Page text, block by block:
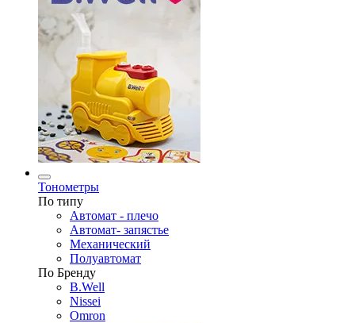
Тонометры
По типу
Автомат - плечо
Автомат- запястье
Механический
Полуавтомат
По Бренду
B.Well
Nissei
Omron